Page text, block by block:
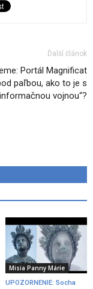
Ďalší článok
Portál Magnificat
paľbou, ako to je s
vojnou“?
Misia Panny Márie
UPOZORNENIE: Socha